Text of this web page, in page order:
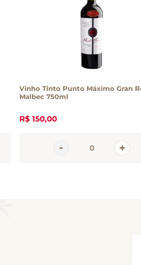
Vinho Tinto Punto Máximo Gran
Malbec 750ml
R$ 150,00